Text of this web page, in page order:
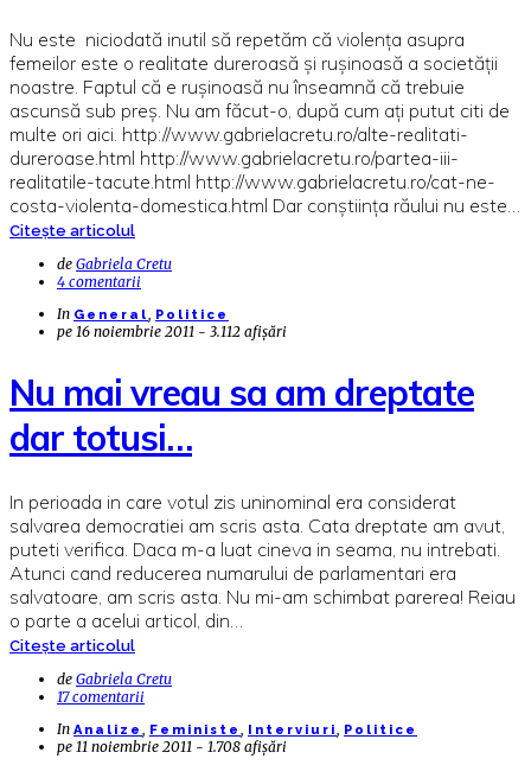
Nu este niciodată inutil să repetăm că violența asupra
femeilor este o realitate dureroasă și rușinoasă a societății
noastre. Faptul că e rușinoasă nu înseamnă că trebuie
ascunsă sub preș. Nu am făcut-o, după cum ați putut citi de
multe ori aici. http://www.gabrielacretu.ro/alte-realitati-
dureroase.html http://www.gabrielacretu.ro/partea-iii-
realitatile-tacute.html http://www.gabrielacretu.ro/cat-ne-
costa-violenta-domestica.html Dar conștiința răului nu este…
Citește articolul
de Gabriela Cretu
4 comentarii
In General, Politice
pe 16 noiembrie 2011 - 3.112 afișări
Nu mai vreau sa am dreptate
dar totusi…
In perioada in care votul zis uninominal era considerat
salvarea democratiei am scris asta. Cata dreptate am avut,
puteti verifica. Daca m-a luat cineva in seama, nu intrebati.
Atunci cand reducerea numarului de parlamentari era
salvatoare, am scris asta. Nu mi-am schimbat parerea! Reiau
o parte a acelui articol, din…
Citește articolul
de Gabriela Cretu
17 comentarii
In Analize , Feministe , Interviuri, Politice
pe 11 noiembrie 2011 - 1.708 afișări